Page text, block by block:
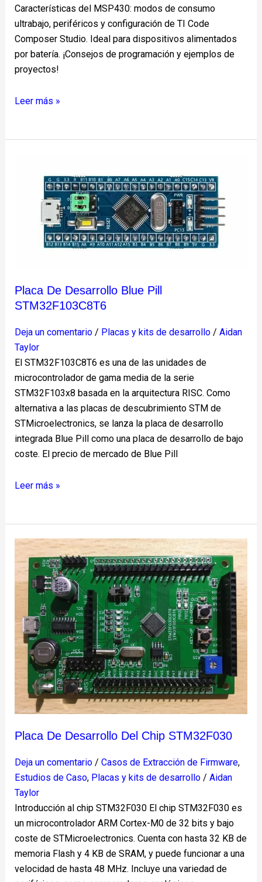
Características del MSP430: modos de consumo
ultrabajo, periféricos y configuración de TI Code
Composer Studio. Ideal para dispositivos alimentados
por batería. ¡Consejos de programación y ejemplos de
proyectos!
Leer más »
Placa De Desarrollo Blue Pill
STM32F103C8T6
Deja un comentario / Placas y kits de desarrollo/ Aidan
Taylor
El STM32F103C8T6 es una de las unidades de
microcontrolador de gama media de la serie
STM32F103x8 basada en la arquitectura RISC. Como
alternativa a las placas de descubrimiento STM de
STMicroelectronics, se lanza la placa de desarrollo
integrada Blue Pill como una placa de desarrollo de bajo
coste. El precio de mercado de Blue Pill
desarrollo
STM32F103C8T6
Leer más »
Placa De Desarrollo Del Chip STM32F030
Deja un comentario / Casos de Extracción de Firmware,
Estudios de Caso, Placas y kits de desarrollo/ Aidan
Taylor
Introducción al chip STM32F030 El chip STM32F030 es
un microcontrolador ARM Cortex-M0 de 32 bits y bajo
coste de STMicroelectronics. Cuenta con hasta 32 KB de
memoria Flash y 4 KB de SRAM, y puede funcionar a una
velocidad de hasta 48 MHz. Incluye una variedad de
Placa
de
desarrollo
del
STM32F030